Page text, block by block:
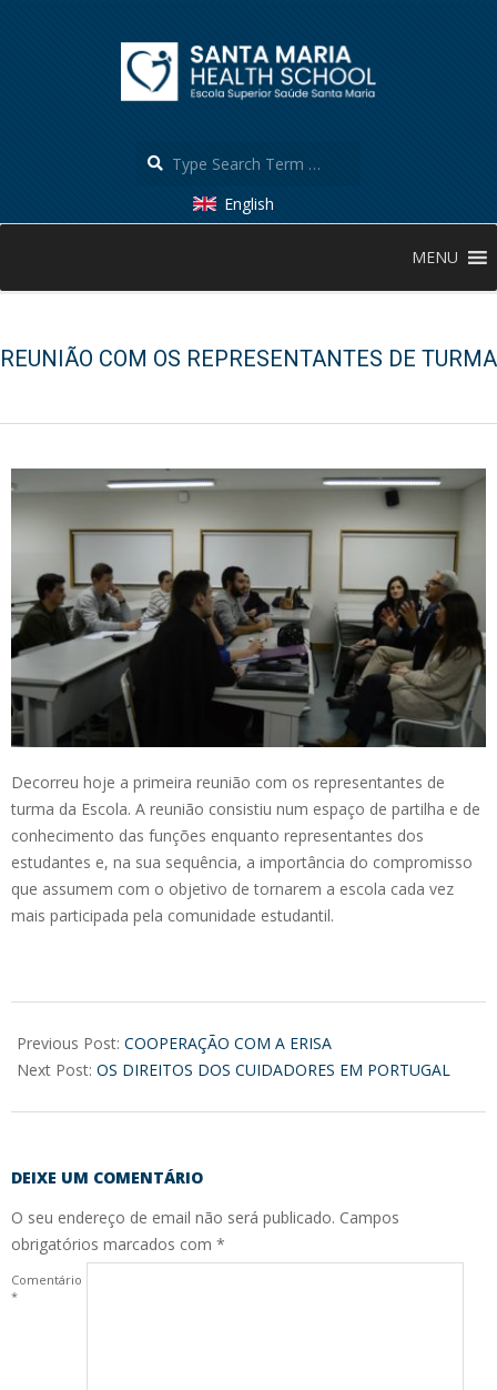
English
Menu
MENU
REUNIÃO COM OS REPRESENTANTES DE TURMA
Decorreu hoje a primeira reunião com os representantes de
turma da Escola. A reunião consistiu num espaço de partilha e de
conhecimento das funções enquanto representantes dos
estudantes e, na sua sequência, a importância do compromisso
que assumem com o objetivo de tornarem a escola cada vez
mais participada pela comunidade estudantil.
01-
06
Previous Post: COOPERAÇÃO COM A ERISA
Next Post: OS DIREITOS DOS CUIDADORES EM PORTUGAL
DEIXE UM COMENTÁRIO
O seu endereço de email não será publicado. Campos
obrigatórios marcados com *
Comentário
*